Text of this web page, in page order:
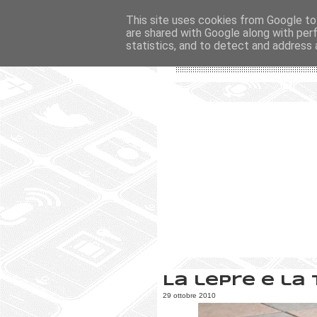
La lepre e
29 ottobre 2010
This site uses cookies from Google
are shared with Google along with
statistics, and to detect and address